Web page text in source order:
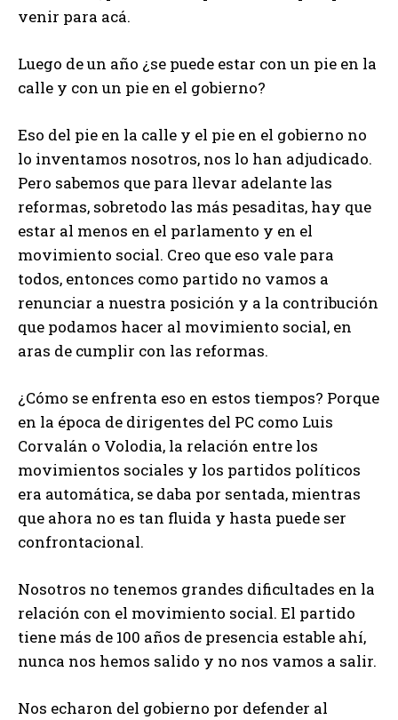
venir para acá.
Luego de un año ¿se puede estar con un pie en la
calle y con un pie en el gobierno?
Eso del pie en la calle y el pie en el gobierno no
lo inventamos nosotros, nos lo han adjudicado.
Pero sabemos que para llevar adelante las
reformas, sobretodo las más pesaditas, hay que
estar al menos en el parlamento y en el
movimiento social. Creo que eso vale para
todos, entonces como partido no vamos a
renunciar a nuestra posición y a la contribución
que podamos hacer al movimiento social, en
aras de cumplir con las reformas.
¿Cómo se enfrenta eso en estos tiempos? Porque
en la época de dirigentes del PC como Luis
Corvalán o Volodia, la relación entre los
movimientos sociales y los partidos políticos
era automática, se daba por sentada, mientras
que ahora no es tan fluida y hasta puede ser
confrontacional.
Nosotros no tenemos grandes dificultades en la
relación con el movimiento social. El partido
tiene más de 100 años de presencia estable ahí,
nunca nos hemos salido y no nos vamos a salir.
Nos echaron del gobierno por defender al